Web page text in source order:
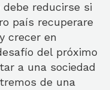
reducirse si
país recuperare
crecer en
del próximo
a una sociedad
de una